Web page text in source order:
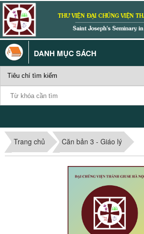
DANH MỤC SÁCH
Trang chủ Căn bản 3 - Giáo lý